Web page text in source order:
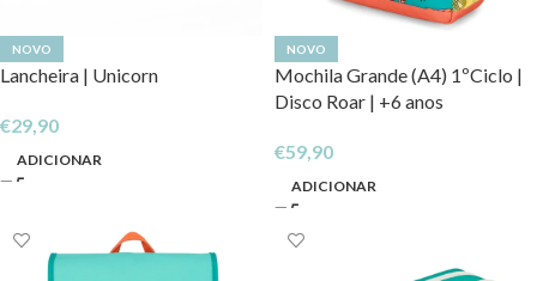
NOVO
Lancheira | Unicorn
€29,90
ADICIONAR
NOVO
Mochila Grande (A4) 1ºCiclo |
Disco Roar | +6 anos
€59,90
ADICIONAR